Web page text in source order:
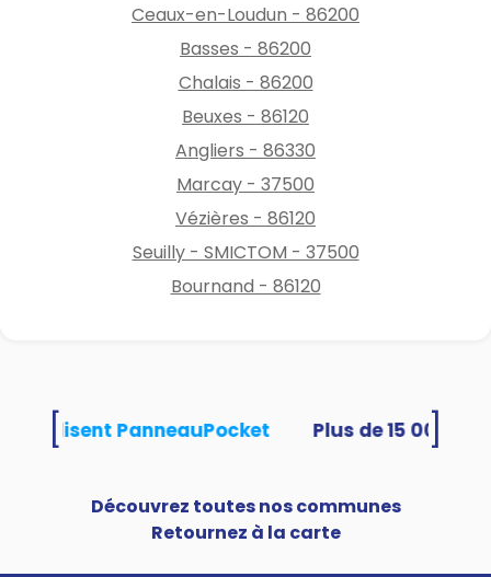
Ceaux-en-Loudun - 86200
Basses - 86200
Chalais - 86200
Beuxes - 86120
Angliers - 86330
Marcay - 37500
Vézières - 86120
Seuilly - SMICTOM - 37500
Bournand - 86120
utilisent PanneauPocket
Découvrez toutes nos communes
Retournez à la carte